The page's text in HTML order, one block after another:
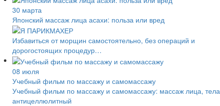
30 марта
Японский массаж лица асахи: польза или вред
Избавиться от морщин самостоятельно, без операций и
дорогостоящих процедур…
08 июля
Учебный фильм по массажу и самомассажу
Учебный фильм по массажу и самомассажу: массаж лица,
антицеллюлитный